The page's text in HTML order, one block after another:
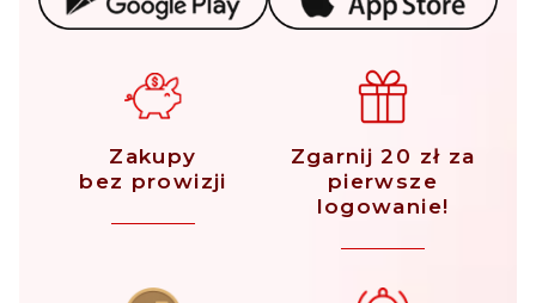
Zakupy
bez prowizji
Zgarnij 20 zł za
pierwsze
logowanie!